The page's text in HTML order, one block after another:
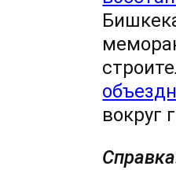
вокруг